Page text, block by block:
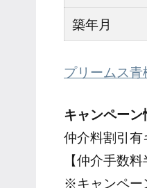
築年月
プリームス青
キャンペーン
仲介料割引有
【仲介手数
※キャンペー